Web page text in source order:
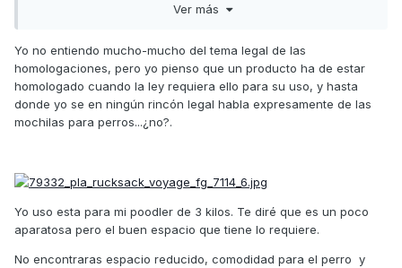
Ver más
Yo no entiendo mucho-mucho del tema legal de las
homologaciones, pero yo pienso que un producto ha de estar
homologado cuando la ley requiera ello para su uso, y hasta
donde yo se en ningún rincón legal habla expresamente de las
mochilas para perros...¿no?.
Yo uso esta para mi poodler de 3 kilos. Te diré que es un poco
aparatosa pero el buen espacio que tiene lo requiere.
No encontraras espacio reducido, comodidad para el perro y